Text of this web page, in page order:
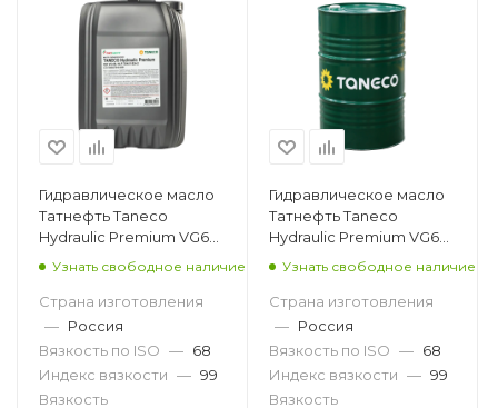
Гидравлическое масло
Татнефть Taneco
Hydraulic Premium VG68,
20лУзнать свободное наличие
Страна изготовления
— Россия
Вязкость по ISO — 68
Индекс вязкости — 99
Вязкость
Гидравлическое масло
Татнефть Taneco
Hydraulic Premium VG68,
216.5л
Узнать свободное наличие
Страна изготовления
— Россия
Вязкость по ISO — 68
Индекс вязкости — 99
Вязкость